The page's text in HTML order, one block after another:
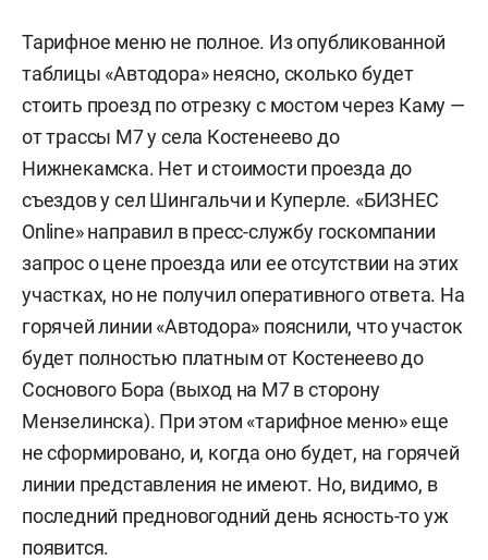
Тарифное меню не полное. Из опубликованной
таблицы «Автодора» неясно, сколько будет
стоить проезд по отрезку с мостом через Каму —
от трассы М7 у села Костенеево до
Нижнекамска. Нет и стоимости проезда до
съездов у сел Шингальчи и Куперле. «БИЗНЕС
Online» направил в пресс-службу госкомпании
запрос о цене проезда или ее отсутствии на этих
участках, но не получил оперативного ответа. На
горячей линии «Автодора» пояснили, что участок
будет полностью платным от Костенеево до
Соснового Бора (выход на М7 в сторону
Мензелинска). При этом «тарифное меню» еще
не сформировано, и, когда оно будет, на горячей
линии представления не имеют. Но, видимо, в
последний предновогодний день ясность-то уж
появится.